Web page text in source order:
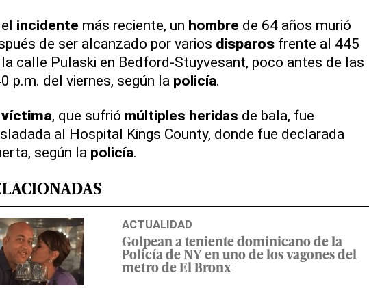
incidente más reciente, un hombre de 64 años murió
de ser alcanzado por varios disparosfrente al 445
calle Pulaski en Bedford-Stuyvesant, poco antes de las
p.m. del viernes, según la policía.
víctima, que sufrió múltiples heridas de bala, fue
al Hospital Kings County, donde fue declarada
según la policía.
ACTUALIDAD
Golpean a teniente dominicano de la
Policía de NY en uno de los vagones del
metro de El Bronx